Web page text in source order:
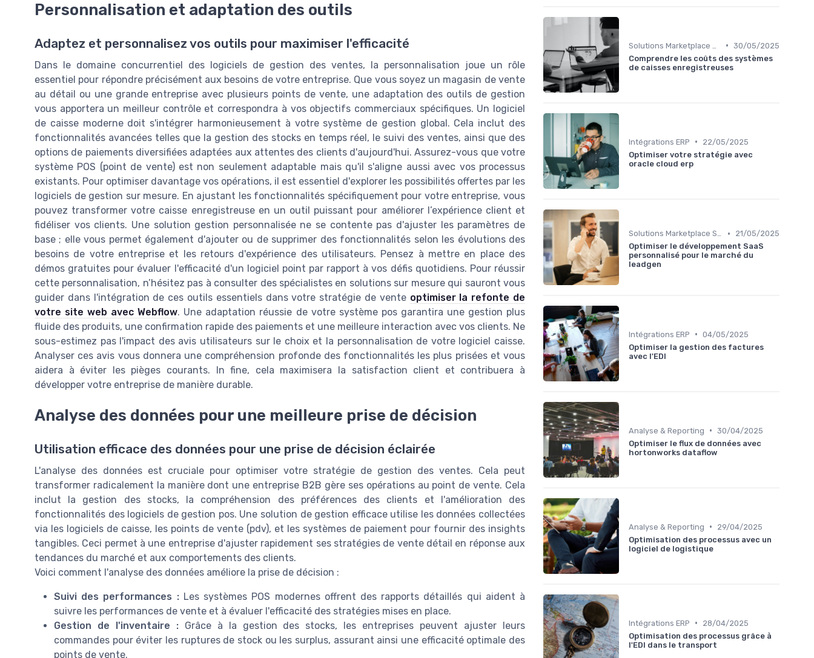
Personnalisation et adaptation des outils
Adaptez et personnalisez vos outils pour maximiser l'efficacité
Dans le domaine concurrentiel des logiciels de gestion des ventes, la personnalisation joue un rôle
essentiel pour répondre précisément aux besoins de votre entreprise. Que vous soyez un magasin de vente
au détail ou une grande entreprise avec plusieurs points de vente, une adaptation des outils de gestion
vous apportera un meilleur contrôle et correspondra à vos objectifs commerciaux spécifiques. Un logiciel
de caisse moderne doit s'intégrer harmonieusement à votre système de gestion global. Cela inclut des
fonctionnalités avancées telles que la gestion des stocks en temps réel, le suivi des ventes, ainsi que des
options de paiements diversifiées adaptées aux attentes des clients d'aujourd'hui. Assurez-vous que votre
système POS (point de vente) est non seulement adaptable mais qu'il s'aligne aussi avec vos processus
existants. Pour optimiser davantage vos opérations, il est essentiel d'explorer les possibilités offertes par les
logiciels de gestion sur mesure. En ajustant les fonctionnalités spécifiquement pour votre entreprise, vous
pouvez transformer votre caisse enregistreuse en un outil puissant pour améliorer l’expérience client et
fidéliser vos clients. Une solution gestion personnalisée ne se contente pas d'ajuster les paramètres de
base ; elle vous permet également d'ajouter ou de supprimer des fonctionnalités selon les évolutions des
besoins de votre entreprise et les retours d'expérience des utilisateurs. Pensez à mettre en place des
démos gratuites pour évaluer l'efficacité d'un logiciel point par rapport à vos défis quotidiens. Pour réussir
cette personnalisation, n’hésitez pas à consulter des spécialistes en solutions sur mesure qui sauront vous
guider dans l'intégration de ces outils essentiels dans votre stratégie de vente optimiser la refonte de
votre site web avec Webflow. Une adaptation réussie de votre système pos garantira une gestion plus
fluide des produits, une confirmation rapide des paiements et une meilleure interaction avec vos clients. Ne
sous-estimez pas l'impact des avis utilisateurs sur le choix et la personnalisation de votre logiciel caisse.
Analyser ces avis vous donnera une compréhension profonde des fonctionnalités les plus prisées et vous
aidera à éviter les pièges courants. In fine, cela maximisera la satisfaction client et contribuera à
développer votre entreprise de manière durable.
Analyse des données pour une meilleure prise de décision
Utilisation efficace des données pour une prise de décision éclairée
L'analyse des données est cruciale pour optimiser votre stratégie de gestion des ventes. Cela peut
transformer radicalement la manière dont une entreprise B2B gère ses opérations au point de vente. Cela
inclut la gestion des stocks, la compréhension des préférences des clients et l'amélioration des
fonctionnalités des logiciels de gestion pos. Une solution de gestion efficace utilise les données collectées
via les logiciels de caisse, les points de vente (pdv), et les systèmes de paiement pour fournir des insights
tangibles. Ceci permet à une entreprise d'ajuster rapidement ses stratégies de vente détail en réponse aux
tendances du marché et aux comportements des clients.
Voici comment l'analyse des données améliore la prise de décision :
Suivi des performances :Les systèmes POS modernes offrent des rapports détaillés qui aident à
suivre les performances de vente et à évaluer l'efficacité des stratégies mises en place.
Gestion de l'inventaire :Grâce à la gestion des stocks, les entreprises peuvent ajuster leurs
commandes pour éviter les ruptures de stock ou les surplus, assurant ainsi une efficacité optimale des
points de vente.
• 30/05/2025
Comprendre les coûts des systèmes
de caisses enregistreuses
Intégrations ERP •
22/05/2025
Optimiser votre stratégie avec
oracle cloud erp
Solutions Marketplace Sur-mesure •
21/05/2025
Optimiser le développement SaaS
personnalisé pour le marché du
leadgen
Intégrations ERP • 04/05/2025
Optimiser la gestion des factures
avec l'EDI
Analyse & Reporting • 30/04/2025
Optimiser le flux de données avec
hortonworks dataflow
Analyse & Reporting •
29/04/2025
Optimisation des processus avec un
logiciel de logistique
Intégrations ERP •
28/04/2025
Optimisation des processus grâce à
l'EDI dans le transport